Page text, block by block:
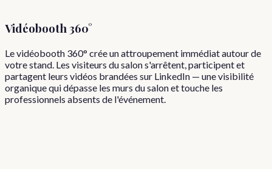
Vidéobooth 360°
Le vidéobooth 360° crée un attroupement immédiat autour de
votre stand. Les visiteurs du salon s'arrêtent, participent et
partagent leurs vidéos brandées sur LinkedIn — une visibilité
organique qui dépasse les murs du salon et touche les
professionnels absents de l'événement.